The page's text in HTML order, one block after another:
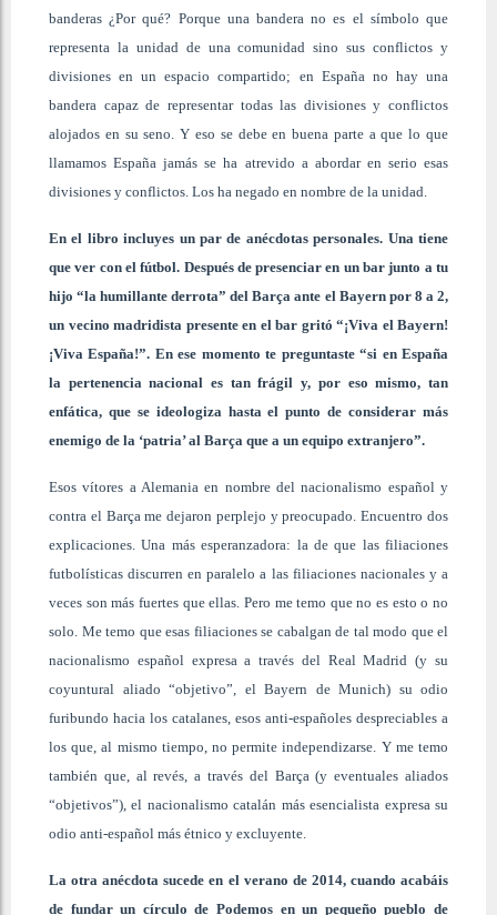
banderas ¿Por qué? Porque una bandera no es el símbolo que
representa la unidad de una comunidad sino sus conflictos y
divisiones en un espacio compartido; en España no hay una
bandera capaz de representar todas las divisiones y conflictos
alojados en su seno. Y eso se debe en buena parte a que lo que
llamamos España jamás se ha atrevido a abordar en serio esas
divisiones y conflictos. Los ha negado en nombre de la unidad.
En el libro incluyes un par de anécdotas personales. Una tiene
que ver con el fútbol. Después de presenciar en un bar junto a tu
hijo “la humillante derrota” del Barça ante el Bayern por 8 a 2,
un vecino madridista presente en el bar gritó “¡Viva el Bayern!
¡Viva España!”. En ese momento te preguntaste “si en España
la pertenencia nacional es tan frágil y, por eso mismo, tan
enfática, que se ideologiza hasta el punto de considerar más
enemigo de la ‘patria’ al Barça que a un equipo extranjero”.
Esos vítores a Alemania en nombre del nacionalismo español y
contra el Barça me dejaron perplejo y preocupado. Encuentro dos
explicaciones. Una más esperanzadora: la de que las filiaciones
futbolísticas discurren en paralelo a las filiaciones nacionales y a
veces son más fuertes que ellas. Pero me temo que no es esto o no
solo. Me temo que esas filiaciones se cabalgan de tal modo que el
nacionalismo español expresa a través del Real Madrid (y su
coyuntural aliado “objetivo”, el Bayern de Munich) su odio
furibundo hacia los catalanes, esos anti-españoles despreciables a
los que, al mismo tiempo, no permite independizarse. Y me temo
también que, al revés, a través del Barça (y eventuales aliados
“objetivos”), el nacionalismo catalán más esencialista expresa su
odio anti-español más étnico y excluyente.
La otra anécdota sucede en el verano de 2014, cuando acabáis
de fundar un círculo de Podemos en un pequeño pueblo de